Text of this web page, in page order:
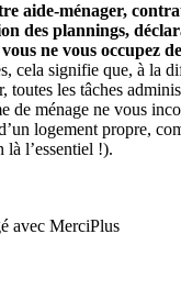
aide-ménager,
des plannings,
vous ne vous occupez
cela signifie que, à la
toutes les tâches
de ménage ne vous
logement propre,
là l’essentiel !).
avec MerciPlus